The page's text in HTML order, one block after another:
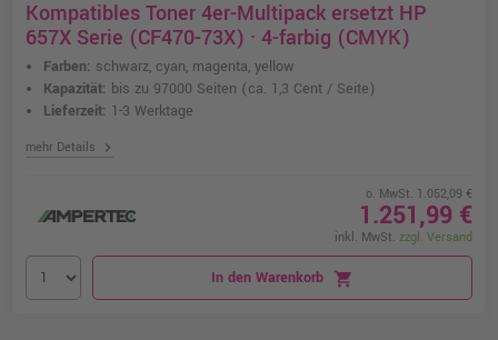
Kompatibles Toner 4er-Multipack ersetzt HP
657X Serie (CF470-73X) · 4-farbig (CMYK)
Farben: schwarz, cyan, magenta, yellow
Kapazität: bis zu 97000 Seiten (ca. 1,3 Cent / Seite)
Lieferzeit: 1-3 Werktage
mehr Details chevron_right
o. MwSt. 1.052,09 €
1.251,99 €
inkl. MwSt. zzgl. Versand
In den Warenkorb shopping_cart